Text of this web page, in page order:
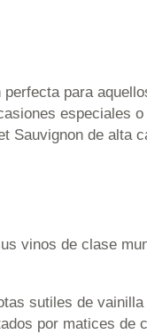
para
especiales o
Sauvignon de alta
vinos de clase
sutiles de
por matices de